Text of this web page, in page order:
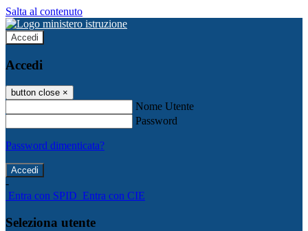
Salta al contenuto
Accedi
Accedi
button close ×
Nome Utente
Password
Password dimenticata?
-
Entra con SPID Entra con CIE
Seleziona utente